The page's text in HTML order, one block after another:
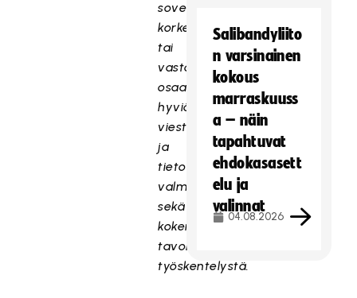
soveltuvaa
korkeakoulututkintoa
tai
vastaavaa
osaamista,
hyviä
viestinnällisiä
ja
tietoteknisiä
valmiuksia
sekä
kokemusta
tavoitteellisesta
työskentelystä.
Salibandyliito
n varsinainen
kokous
marraskuuss
a – näin
tapahtuvat
ehdokasasett
elu ja
valinnat
04.08.2026